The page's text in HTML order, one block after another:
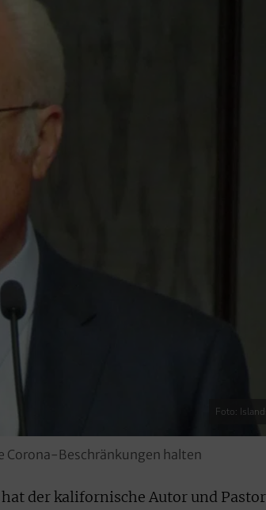
Foto:
Corona-Beschränkungen halten
der kalifornische Autor und Pastor